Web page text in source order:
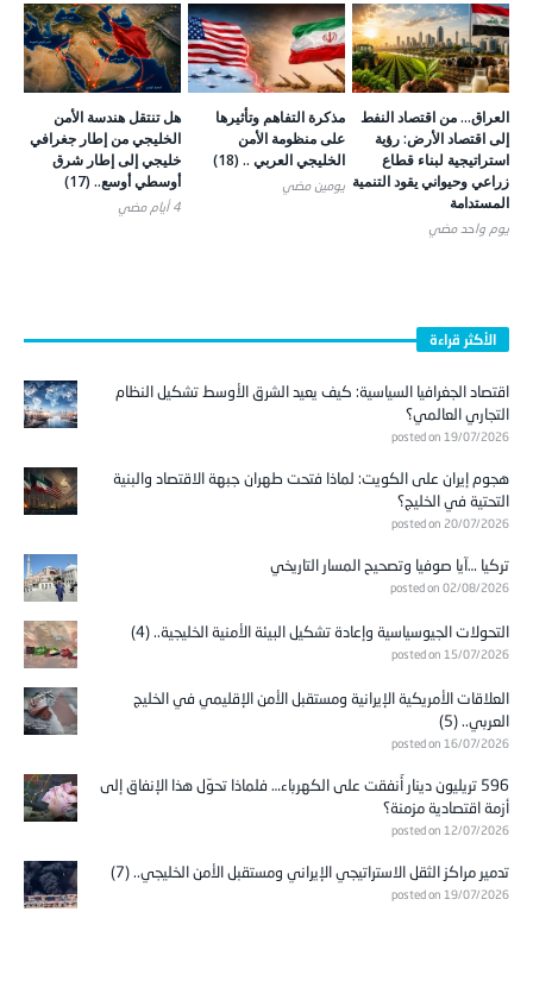
العراق… من اقتصاد النفط
إلى اقتصاد الأرض: رؤية
استراتيجية لبناء قطاع
زراعي وحيواني يقود التنمية
المستدامة
يوم واحد ‎مضي
مذكرة التفاهم وتأثيرها
على منظومة الأمن
الخليجي العربي .. (18)
يومين ‎مضي
هل تنتقل هندسة الأمن
الخليجي من إطار جغرافي
خليجي إلى إطار شرق
أوسطي أوسع.. (17)
4 أيام ‎مضي
الأكثر قراءة
اقتصاد الجغرافيا السياسية: كيف يعيد الشرق الأوسط تشكيل النظام
التجاري العالمي؟
posted on 19/07/2026
هجوم إيران على الكويت: لماذا فتحت طهران جبهة الاقتصاد والبنية
التحتية في الخليج؟
posted on 20/07/2026
تركيا …آيا صوفيا وتصحيح المسار التاريخي
posted on 02/08/2026
التحولات الجيوسياسية وإعادة تشكيل البيئة الأمنية الخليجية.. (4)
posted on 15/07/2026
العلاقات الأمريكية الإيرانية ومستقبل الأمن الإقليمي في الخليج
العربي.. (5)
posted on 16/07/2026
596 تريليون دينار أُنفقت على الكهرباء… فلماذا تحوّل هذا الإنفاق إلى
أزمة اقتصادية مزمنة؟
posted on 12/07/2026
تدمير مراكز الثقل الاستراتيجي الإيراني ومستقبل الأمن الخليجي.. (7)
posted on 19/07/2026